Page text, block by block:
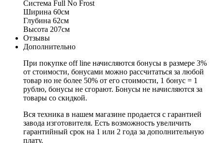
Система Full No Frost
Ширина 60см
Глубина 62см
Высота 207см
Отзывы
Дополнительно
При покупке off line начисляются бонусы в размере 3%
от стоимости, бонусами можно рассчитаться за любой
товар но не более 50% от его стоимости, 1 бонус = 1
рублю, бонусы не сгорают. Бонусы не начисляются за
товары со скидкой.
Вся техника в нашем магазине продается с гарантией
завода изготовителя. Есть возможность увеличить
гарантийный срок на 1 или 2 года за дополнительную
плату.